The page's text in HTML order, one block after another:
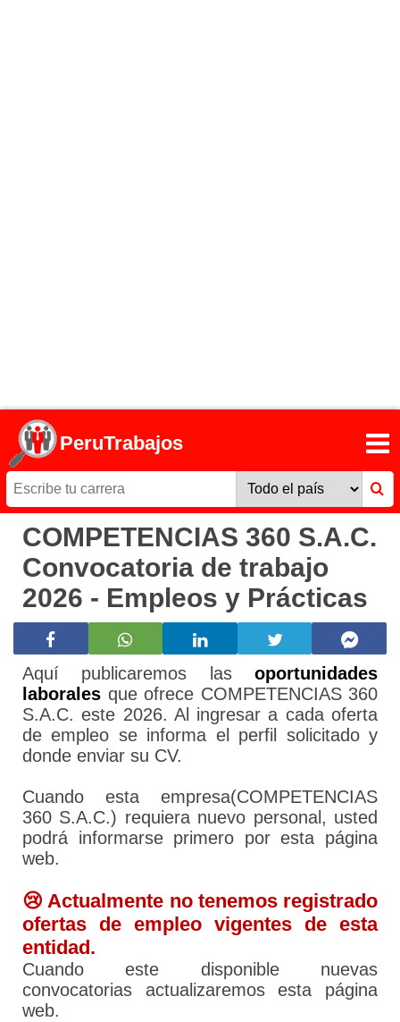
PeruTrabajos
COMPETENCIAS 360 S.A.C.
Convocatoria de trabajo
2026 - Empleos y Prácticas
Aquí publicaremos las oportunidades
laborales que ofrece COMPETENCIAS 360
S.A.C. este 2026. Al ingresar a cada oferta
de empleo se informa el perfil solicitado y
donde enviar su CV.
Cuando esta empresa(COMPETENCIAS
360 S.A.C.) requiera nuevo personal, usted
podrá informarse primero por esta página
web.
😢 Actualmente no tenemos registrado
ofertas de empleo vigentes de esta
entidad.
Cuando este disponible nuevas
convocatorias actualizaremos esta página
web.